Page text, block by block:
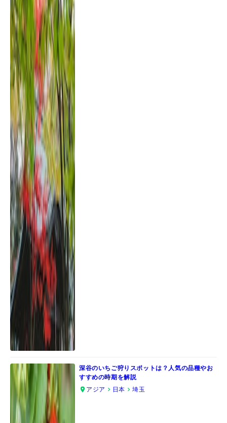
深谷のいちご狩りスポットは？人気の品種やお
すすめの時期を解説
アジア
日本 埼玉